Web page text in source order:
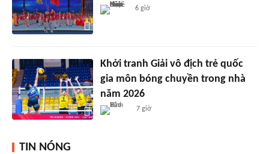
6 giờ
Khởi tranh Giải vô địch trẻ quốc
gia môn bóng chuyền trong nhà
năm 2026
7 giờ
TIN NÓNG